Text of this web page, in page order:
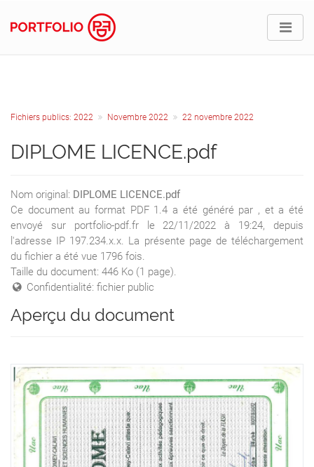
Fichiers publics: 2022 Novembre 2022 22 novembre 2022
DIPLOME LICENCE.pdf
Nom original: DIPLOME LICENCE.pdf
Ce document au format PDF 1.4 a été généré par , et a été
envoyé sur portfolio-pdf.fr le 22/11/2022 à 19:24, depuis
l'adresse IP 197.234.x.x. La présente page de téléchargement
du fichier a été vue 1796 fois.
Taille du document: 446 Ko (1 page).
Confidentialité: fichier public
Aperçu du document